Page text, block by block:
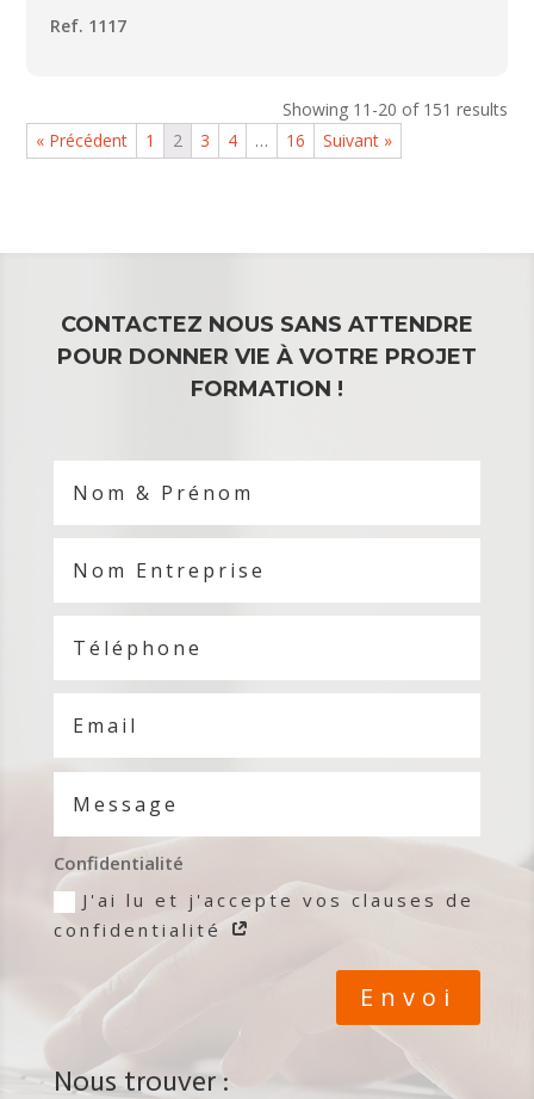
Ref. 1117
Showing 11-20 of 151 results
« Précédent
1 2 3 4 … 16 Suivant »
CONTACTEZ NOUS SANS ATTENDRE
POUR DONNER VIE À VOTRE PROJET
FORMATION !
Confidentialité
J'ai lu et j'accepte vos clauses de
confidentialité
Envoi
Nous trouver :